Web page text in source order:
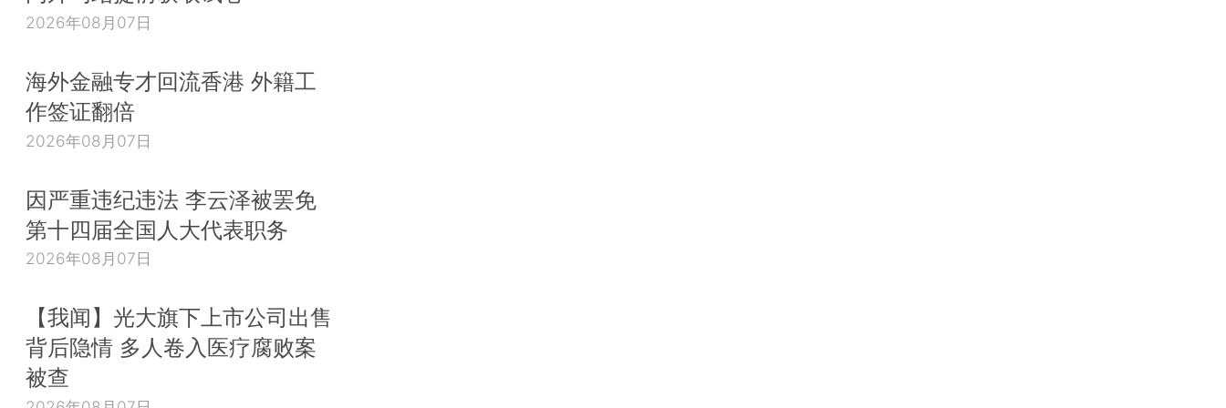
2026年08月07日
海外金融专才回流香港 外籍工
作签证翻倍
2026年08月07日
因严重违纪违法 李云泽被罢免
第十四届全国人大代表职务
2026年08月07日
【我闻】光大旗下上市公司出售
背后隐情 多人卷入医疗腐败案
被查